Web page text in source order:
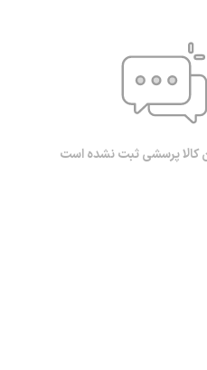
کالا پرسشی ثبت نشده است